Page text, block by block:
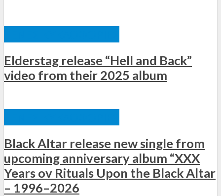
Elderstag release “Hell and Back”
video from their 2025 album
Black Altar release new single from
upcoming anniversary album “XXX
Years ov Rituals Upon the Black Altar
– 1996–2026